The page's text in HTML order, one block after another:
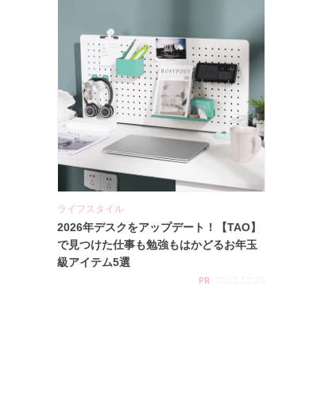
ライフスタイル
2026年デスクをアップデート！【TAO】
で見つけた仕事も勉強もはかどるお年玉
級アイテム5選
PR 2025.12.25